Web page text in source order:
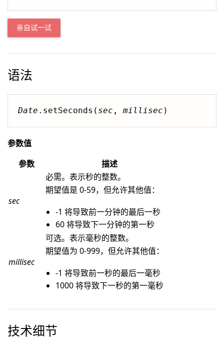
亲自试一试
语法
Date .setSeconds( sec , millisec )
参数值
参数
描述
sec
必需。表示秒的整数。
期望值是 0-59，但允许其他值：
-1 将导致前一分钟的最后一秒
60 将导致下一分钟的第一秒
millisec
可选。表示毫秒的整数。
期望值为 0-999，但允许其他值：
-1 将导致前一秒的最后一毫秒
1000 将导致下一秒的第一毫秒
技术细节